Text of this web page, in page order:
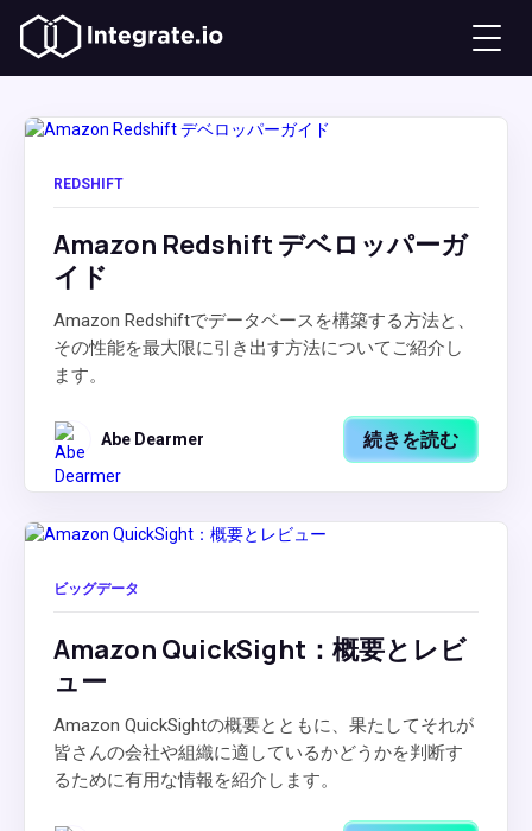
REDSHIFT
Amazon Redshift デベロッパーガ
イド
Amazon Redshiftでデータベースを構築する方法と、
その性能を最大限に引き出す方法についてご紹介し
ます。
Abe Dearmer 続きを読む
ビッグデータ
Amazon QuickSight：概要とレビ
ュー
Amazon QuickSightの概要とともに、果たしてそれが
皆さんの会社や組織に適しているかどうかを判断す
るために有用な情報を紹介します。